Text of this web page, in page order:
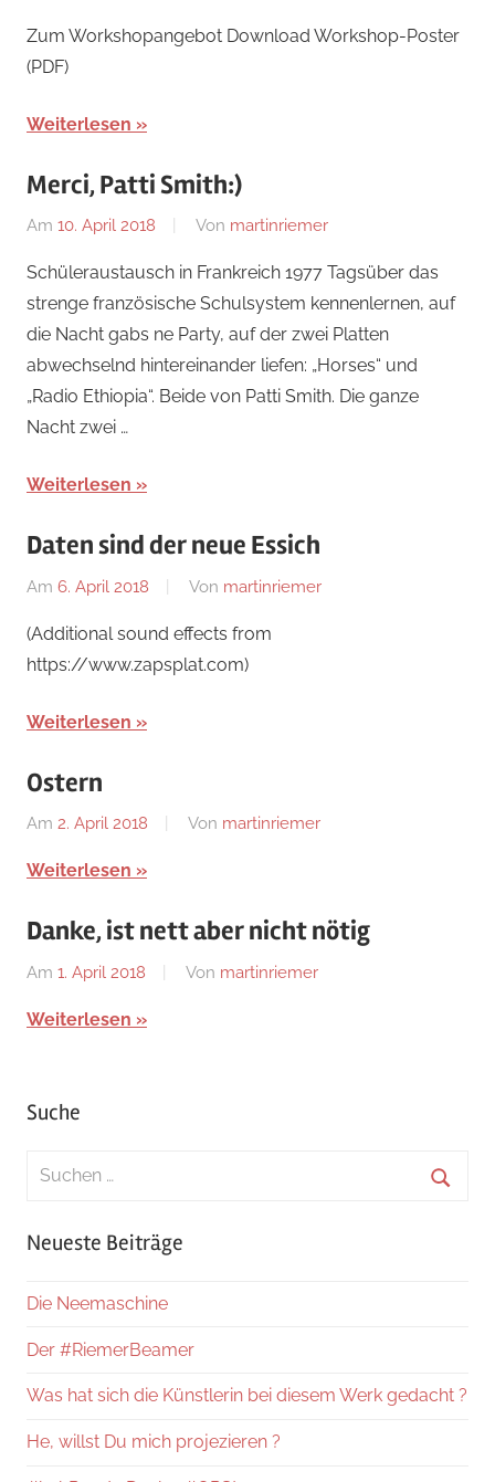
Zum Workshopangebot Download Workshop-Poster
(PDF)
Weiterlesen
Merci, Patti Smith:)
Am 10. April 2018 Von martinriemer
Schüleraustausch in Frankreich 1977 Tagsüber das
strenge französische Schulsystem kennenlernen, auf
die Nacht gabs ne Party, auf der zwei Platten
abwechselnd hintereinander liefen: „Horses“ und
„Radio Ethiopia“. Beide von Patti Smith. Die ganze
Nacht zwei …
Weiterlesen
Daten sind der neue Essich
Am 6. April 2018 Von martinriemer
(Additional sound effects from
https://www.zapsplat.com)
Weiterlesen
Ostern
Am 2. April 2018 Von martinriemer
Weiterlesen
Danke, ist nett aber nicht nötig
Am 1. April 2018 Von martinriemer
Weiterlesen
Suche
Suchen
Neueste Beiträge
Die Neemaschine
Der #RiemerBeamer
Was hat sich die Künstlerin bei diesem Werk gedacht ?
He, willst Du mich projezieren ?